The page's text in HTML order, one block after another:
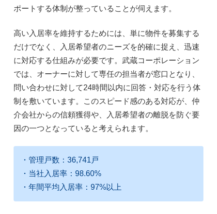
ポートする体制が整っていることが伺えます。
高い入居率を維持するためには、単に物件を募集する
だけでなく、入居希望者のニーズを的確に捉え、迅速
に対応する仕組みが必要です。武蔵コーポレーション
では、オーナーに対して専任の担当者が窓口となり、
問い合わせに対して24時間以内に回答・対応を行う体
制を敷いています。このスピード感のある対応が、仲
介会社からの信頼獲得や、入居希望者の離脱を防ぐ要
因の一つとなっていると考えられます。
・管理戸数：36,741戸
・当社入居率：98.60%
・年間平均入居率：97%以上